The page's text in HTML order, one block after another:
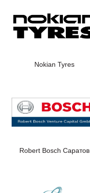
Nokian Tyres
Robert Bosch Саратов